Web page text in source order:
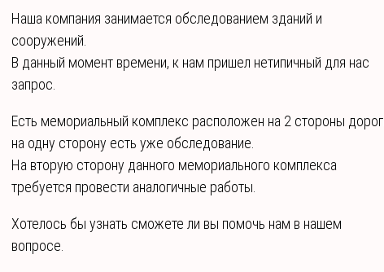
Наша компания занимается обследованием зданий и
сооружений.
В данный момент времени, к нам пришел нетипичный для нас
запрос.
Есть мемориальный комплекс расположен на 2 стороны
на одну сторону есть уже обследование.
На вторую сторону данного мемориального комплекса
требуется провести аналогичные работы.
Хотелось бы узнать сможете ли вы помочь нам в нашем
вопросе.